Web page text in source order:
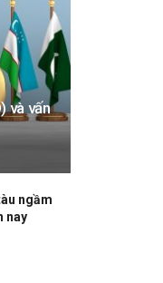
và vấn
ngầm
nay